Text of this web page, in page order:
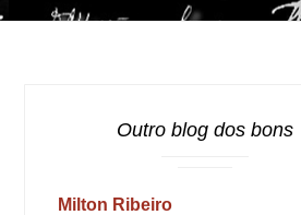
Outro blog dos bons
Milton Ribeiro